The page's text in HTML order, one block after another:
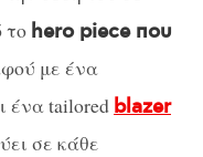
το hero piece που
με ένα
ένα tailored blazer
σε κάθε